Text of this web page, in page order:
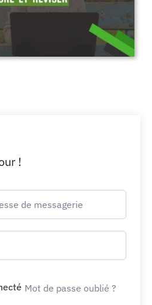
!
Mot de passe oublié ?